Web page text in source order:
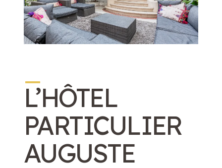
L’HÔTEL
PARTICULIER
AUGUSTE